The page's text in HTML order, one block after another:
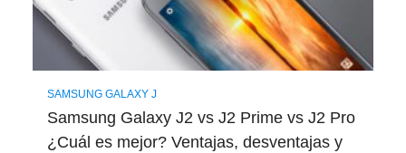
SAMSUNG GALAXY J
Samsung Galaxy J2 vs J2 Prime vs J2 Pro
¿Cuál es mejor? Ventajas, desventajas y